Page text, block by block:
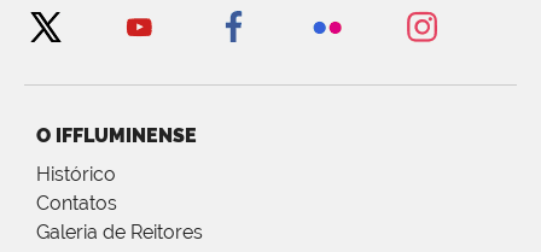
O IFFLUMINENSE
Histórico
Contatos
Galeria de Reitores